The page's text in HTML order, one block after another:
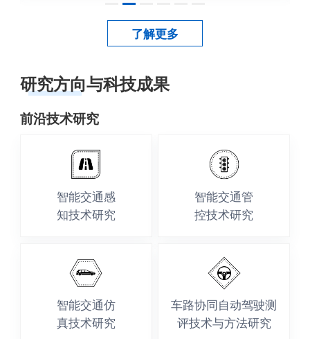
了解更多
研究方向与科技成果
前沿技术研究
智能交通感
知技术研究
智能交通管
控技术研究
智能交通仿
真技术研究
车路协同自动驾驶测
评技术与方法研究